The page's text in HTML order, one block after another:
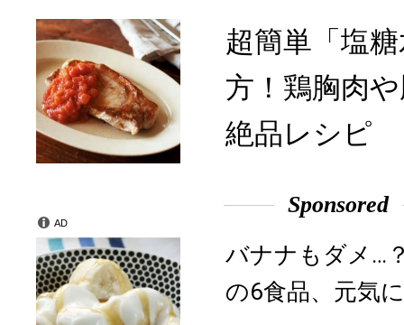
超簡単「塩
方！鶏胸肉
絶品レシピ
Sponsored
バナナもダメ…
の6食品、元気
AD